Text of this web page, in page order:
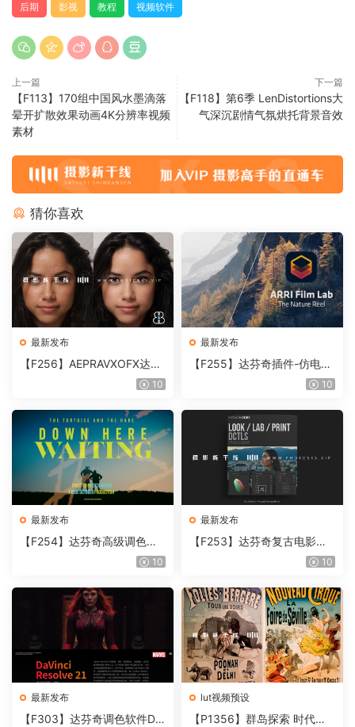
后期 影视 教程 视频软件
上一篇
【F113】170组中国风水墨滴落
晕开扩散效果动画4K分辨率视频
素材
下一篇
【F118】第6季 LenDistortions大
气深沉剧情气氛烘托背景音效
猜你喜欢
最新发布
【F256】AEPRAVXOFX达芬
奇视频人像磨皮润肤美颜插件
10
最新发布
【F255】达芬奇插件-仿电影
胶片视频调色插件 ARRI Film
10
最新发布
【F254】达芬奇高级调色插
件 Contour V2.2.2 WinMac10
最新发布
【F253】达芬奇复古电影胶
片质感DCTL节点调色预设 M
T V4.0
10
最新发布
【F303】达芬奇调色软件Da
lut视频预设
【P1356】群岛探索 时代马